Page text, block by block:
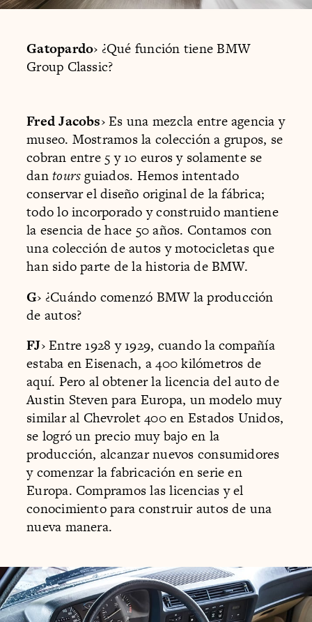
Gatopardo› ¿Qué función tiene BMW
Group Classic?
Fred Jacobs› Es una mezcla entre agencia y
museo. Mostramos la colección a grupos, se
cobran entre 5 y 10 euros y solamente se
dantoursguiados. Hemos intentado
conservar el diseño original de la fábrica;
todo lo incorporado y construido mantiene
la esencia de hace 50 años. Contamos con
una colección de autos y motocicletas que
han sido parte de la historia de BMW.
G› ¿Cuándo comenzó BMW la producción
de autos?
FJ› Entre 1928 y 1929, cuando la compañía
estaba en Eisenach, a 400 kilómetros de
aquí. Pero al obtener la licencia del auto de
Austin Steven para Europa, un modelo muy
similar al Chevrolet 400 en Estados Unidos,
se logró un precio muy bajo en la
producción, alcanzar nuevos consumidores
y comenzar la fabricación en serie en
Europa. Compramos las licencias y el
conocimiento para construir autos de una
nueva manera.